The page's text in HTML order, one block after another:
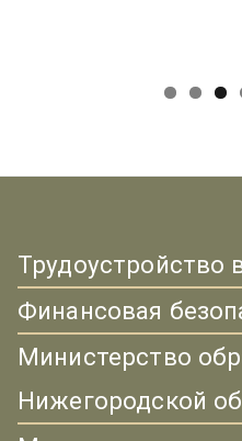
Трудоустройство
Финансовая
Министерство
Нижегородской